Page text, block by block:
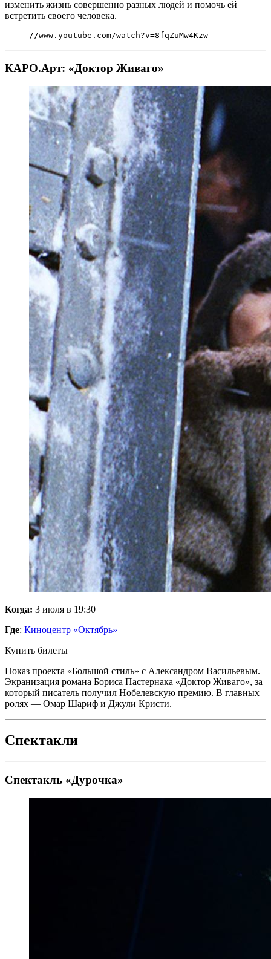
изменить жизнь совершенно разных людей и помочь ей
встретить своего человека.
//www.youtube.com/watch?v=8fqZuMw4Kzw
КАРО.Арт: «Доктор Живаго»
Когда: 3 июля в 19:30
Где: Киноцентр «Октябрь»
Купить билеты
Показ проекта «Большой стиль» с Александром Васильевым.
Экранизация романа Бориса Пастернака «Доктор Живаго», за
который писатель получил Нобелевскую премию. В главных
ролях — Омар Шариф и Джули Кристи.
Спектакли
Спектакль «Дурочка»